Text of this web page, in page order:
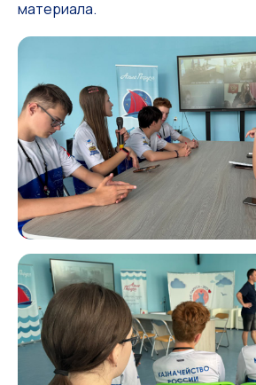
материала.